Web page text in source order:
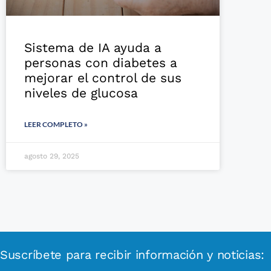
Sistema de IA ayuda a
personas con diabetes a
mejorar el control de sus
niveles de glucosa
LEER COMPLETO »
agosto 29, 2025
Suscríbete para recibir información y noticias: